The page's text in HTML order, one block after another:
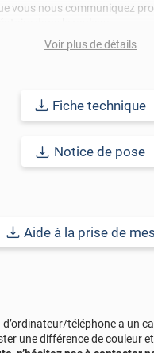
vous nous communiquez
DECO533i
Voir plus de détails
Fiche technique
Notice de pose
Aide à la prise de
d’ordinateur/téléphone a un
une différence de couleur